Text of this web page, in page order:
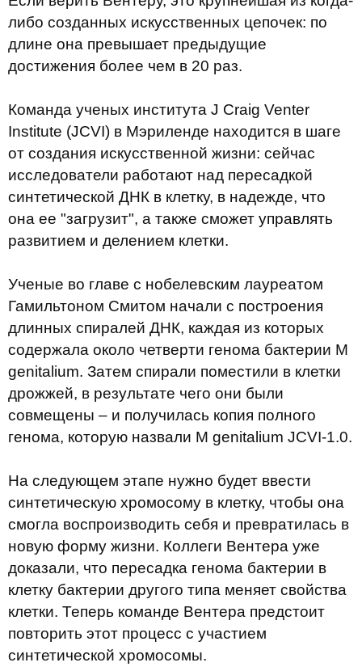
либо созданных искусственных цепочек: по
длине она превышает предыдущие
достижения более чем в 20 раз.
Команда ученых института J Craig Venter
Institute (JCVI) в Мэриленде находится в шаге
от создания искусственной жизни: сейчас
исследователи работают над пересадкой
синтетической ДНК в клетку, в надежде, что
она ее "загрузит", а также сможет управлять
развитием и делением клетки.
Ученые во главе с нобелевским лауреатом
Гамильтоном Смитом начали с построения
длинных спиралей ДНК, каждая из которых
содержала около четверти генома бактерии M
genitalium. Затем спирали поместили в клетки
дрожжей, в результате чего они были
совмещены – и получилась копия полного
генома, которую назвали M genitalium JCVI-1.0.
На следующем этапе нужно будет ввести
синтетическую хромосому в клетку, чтобы она
смогла воспроизводить себя и превратилась в
новую форму жизни. Коллеги Вентера уже
доказали, что пересадка генома бактерии в
клетку бактерии другого типа меняет свойства
клетки. Теперь команде Вентера предстоит
повторить этот процесс с участием
синтетической хромосомы.